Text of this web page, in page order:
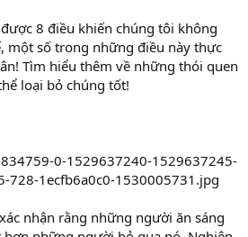
8 điều khiến chúng tôi không
một số trong những điều này thực
Tìm hiểu thêm về những thói quen
loại bỏ chúng tốt!
nhận rằng những người ăn sáng